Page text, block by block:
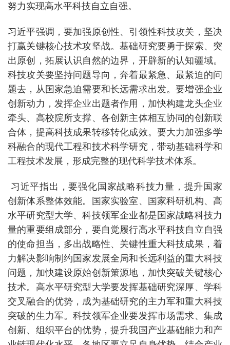
努力实现高水平科技自立自强。
习近平强调，要加强原创性、引领性科技攻关，坚决
打赢关键核心技术攻坚战。基础研究要勇于探索、突
出原创，拓展认识自然的边界，开辟新的认知疆域。
科技攻关要坚持问题导向，奔着最紧急、最紧迫的问
题去，从国家急迫需要和长远需求出发。要增强企业
创新动力，发挥企业出题者作用，加快构建龙头企业
牵头、高校院所支撑、各创新主体相互协同的创新联
合体，提高科技成果转移转化成效。要大力加强多学
科融合的现代工程和技术科学研究，带动基础科学和
工程技术发展，形成完整的现代科学技术体系。
习近平指出，要强化国家战略科技力量，提升国家
创新体系整体效能。国家实验室、国家科研机构、高
水平研究型大学、科技领军企业都是国家战略科技力
量的重要组成部分，要自觉履行高水平科技自立自强
的使命担当，多出战略性、关键性重大科技成果，着
力解决影响制约国家发展全局和长远利益的重大科技
问题，加快建设原始创新策源地，加快突破关键核心
技术。高水平研究型大学要发挥基础研究深厚、学科
交叉融合的优势，成为基础研究的主力军和重大科技
突破的生力军。科技领军企业要发挥市场需求、集成
创新、组织平台的优势，提升我国产业基础能力和产